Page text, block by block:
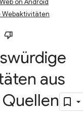
Web on Android
Webaktivitäten
aus